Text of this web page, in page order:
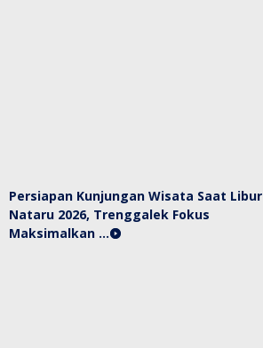
Persiapan Kunjungan Wisata Saat Libur
Nataru 2026, Trenggalek Fokus
Maksimalkan …